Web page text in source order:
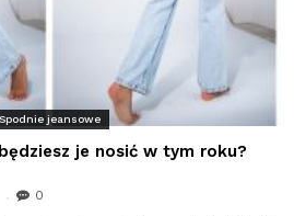
Spodnie jeansowe
je nosić w tym roku?
0